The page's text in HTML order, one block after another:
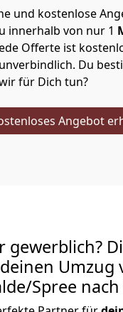
und kostenlose
innerhalb von nur 1
Offerte ist
Du
für Dich tun?
Angebot
gewerblich?
Umzug
Spree